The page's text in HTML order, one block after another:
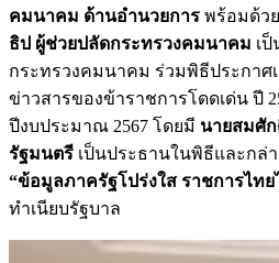
คมนาคม ด้านอำนวยการ พร้อมด้วย
ธิป ผู้ช่วยปลัดกระทรวงคมนาคม เ
กระทรวงคมนาคม ร่วมพิธีประกา
ข่าวสารของข้าราชการโดดเด่น ปี
ปีงบประมาณ 2567 โดยมี นายสมศั
รัฐมนตรี เป็นประธานในพิธีและกล่า
“ข้อมูลภาครัฐโปร่งใส ราชการไทย
ทำเนียบรัฐบาล